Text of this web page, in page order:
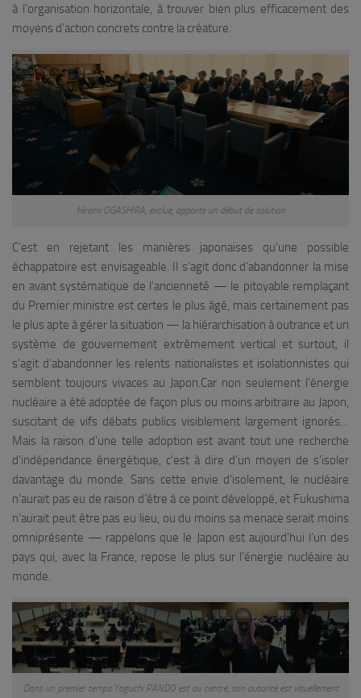
à l’organisation horizontale, à trouver bien plus efficacement des
moyens d’action concrets contre la créature.
Hiromi OGASHIRA, exclue, apporte un début de solution
C’est en rejetant les manières japonaises qu’une possible
échappatoire est envisageable. Il s’agit donc d’abandonner la mise
en avant systématique de l’ancienneté — le pitoyable remplaçant
du Premier ministre est certes le plus âgé, mais certainement pas
le plus apte à gérer la situation — la hiérarchisation à outrance et un
système de gouvernement extrêmement vertical et surtout, il
s’agit d’abandonner les relents nationalistes et isolationnistes qui
semblent toujours vivaces au Japon.Car non seulement l’énergie
nucléaire a été adoptée de façon plus ou moins arbitraire au Japon,
suscitant de vifs débats publics visiblement largement ignorés…
Mais la raison d’une telle adoption est avant tout une recherche
d’indépendance énergétique, c’est à dire d’un moyen de s’isoler
davantage du monde. Sans cette envie d’isolement, le nucléaire
n’aurait pas eu de raison d’être à ce point développé, et Fukushima
n’aurait peut être pas eu lieu, ou du moins sa menace serait moins
omniprésente — rappelons que le Japon est aujourd’hui l’un des
pays qui, avec la France, repose le plus sur l’énergie nucléaire au
monde.
Dans un premier temps Yaguchi RANDO est au centre, son autorité est visuellement